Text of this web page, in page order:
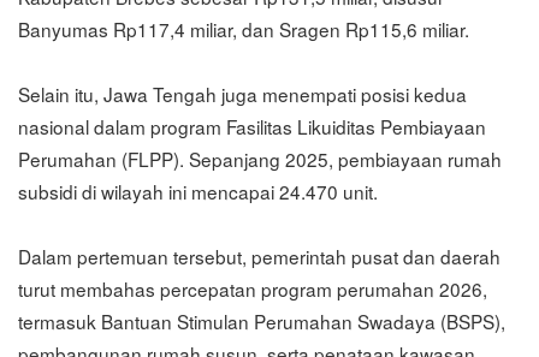
Banyumas Rp117,4 miliar, dan Sragen Rp115,6 miliar.
Selain itu, Jawa Tengah juga menempati posisi kedua
nasional dalam program Fasilitas Likuiditas Pembiayaan
Perumahan (FLPP). Sepanjang 2025, pembiayaan rumah
subsidi di wilayah ini mencapai 24.470 unit.
Dalam pertemuan tersebut, pemerintah pusat dan daerah
turut membahas percepatan program perumahan 2026,
termasuk Bantuan Stimulan Perumahan Swadaya (BSPS),